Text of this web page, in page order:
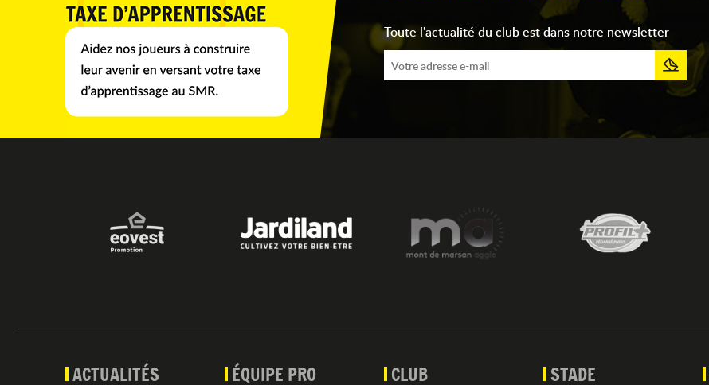
Toute l'actualité du club est dans notre newsletter
ACTUALITÉS ÉQUIPE PRO CLUB STADE